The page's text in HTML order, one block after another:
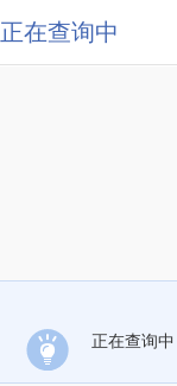
正在查询中
正在查询